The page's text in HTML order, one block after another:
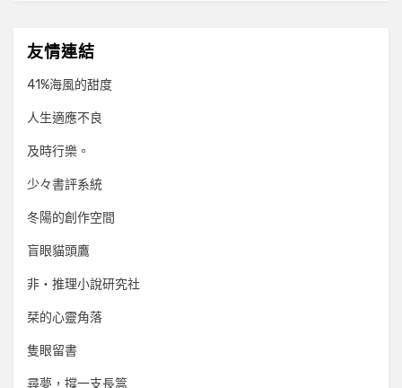
友情連結
41%海風的甜度
人生適應不良
及時行樂。
少々書評系統
冬陽的創作空間
盲眼貓頭鷹
非‧推理小說研究社
栞的心靈角落
隻眼留書
尋夢，撐一支長篙